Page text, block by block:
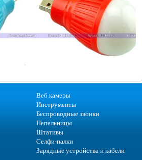
Веб камеры
Инструменты
Беспроводные звонки
Пепельницы
Штативы
Селфи-палки
Зарядные устройства и кабели